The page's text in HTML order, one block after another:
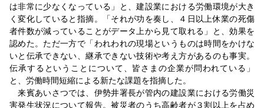
は非常に少なくなっている」と、建設業における労働環境が大き
く変化していると指摘。「それが功を奏し、４日以上休業の死傷
者件数が減っていることがデータ上から見て取れる」と、効果を
認めた。ただ一方で「われわれの現場というものは時間をかけな
いと伝承できない、継承できない技術や考え方があるのも事実。
伝承するということについて、皆さまの企業が問われている」
と、労働時間短縮による新たな課題を指摘した。
来賓あいさつでは、伊勢井署長が管内の建設業における労働災
害発生状況について報告。被災者のうち高齢者が３割以上を占め